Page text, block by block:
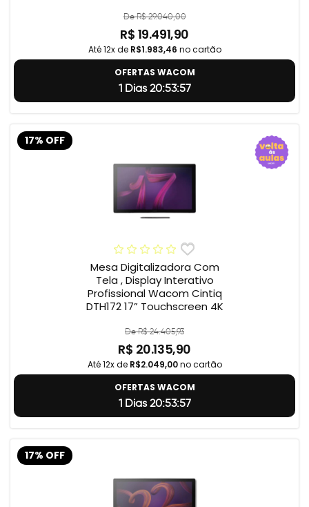
De R$ 29.040,00
R$ 19.491,90
Até 12x de R$1.983,46 no cartão
OFERTAS WACOM
1 Dias 20:53:56
17% OFF
Mesa Digitalizadora Com
Tela , Display Interativo
Profissional Wacom Cintiq
DTH172 17” Touchscreen 4K
De R$ 24.405,93
R$ 20.135,90
Até 12x de R$2.049,00no cartão
OFERTAS WACOM
1 Dias 20:53:56
17% OFF